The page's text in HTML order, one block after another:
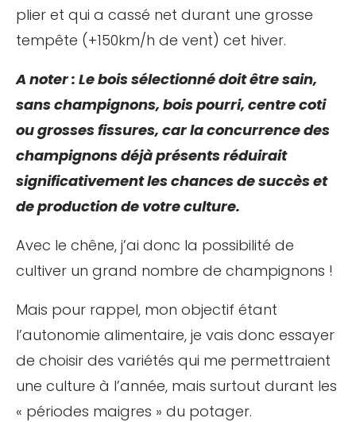
plier et qui a cassé net durant une grosse
tempête (+150km/h de vent) cet hiver.
A noter : Le bois sélectionné doit être sain,
sans champignons, bois pourri, centre coti
ou grosses fissures, car la concurrence des
champignons déjà présents réduirait
significativement les chances de succès et
de production de votre culture.
Avec le chêne, j’ai donc la possibilité de
cultiver un grand nombre de champignons !
Mais pour rappel, mon objectif étant
l’autonomie alimentaire, je vais donc essayer
de choisir des variétés qui me permettraient
une culture à l’année, mais surtout durant les
« périodes maigres » du potager.